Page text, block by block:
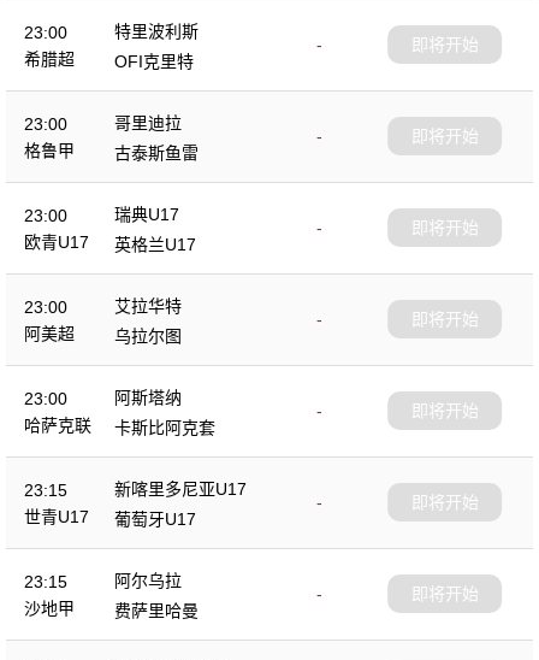
23:00
希腊超
特里波利斯
-
OFI克里特
即将开始
23:00
格鲁甲
哥里迪拉
-
古泰斯鱼雷
即将开始
23:00
欧青U17
瑞典U17
-
英格兰U17
即将开始
23:00
阿美超
艾拉华特
-
乌拉尔图
即将开始
23:00
哈萨克联
阿斯塔纳
-
卡斯比阿克套
即将开始
23:15
世青U17
新喀里多尼亚U17
-
葡萄牙U17
即将开始
23:15
沙地甲
阿尔乌拉
-
费萨里哈曼
即将开始